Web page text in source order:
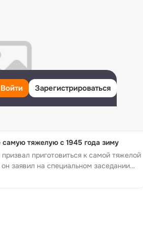
тяжелую с 1945 года зиму
приготовиться к самой тяжелой
заявил на специальном заседании
Войти Зарегистрироваться